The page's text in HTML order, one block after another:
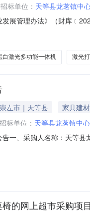
招标单位： 天等县龙茗镇中
展管理办法》（财库
合同采购项目整体预留（
白激光多功能一体机 激光
左市｜天等县
家具建材
招标单位： 天等县龙茗镇中
一、采购人名称：天等
服务要求
的网上超市采购项